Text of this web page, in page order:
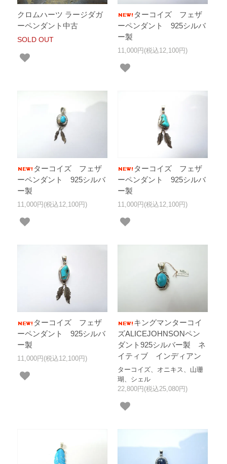
クロムハーツ ラージダガ
ーペンダント中古
SOLD OUT
ターコイズ フェザ
ーペンダント 925シルバ
ー製
11,000円(税込12,100円)
ターコイズ フェザ
ーペンダント 925シルバ
ー製
11,000円(税込12,100円)
ターコイズ フェザ
ーペンダント 925シルバ
ー製
11,000円(税込12,100円)
ターコイズ フェザ
ーペンダント 925シルバ
ー製
11,000円(税込12,100円)
キングマンターコイ
ズALICEJOHNSONペン
ダント925シルバー製 ネ
イティブ インディアン
ターコイズ、オニキス、山珊
瑚、シェル
22,800円(税込25,080円)